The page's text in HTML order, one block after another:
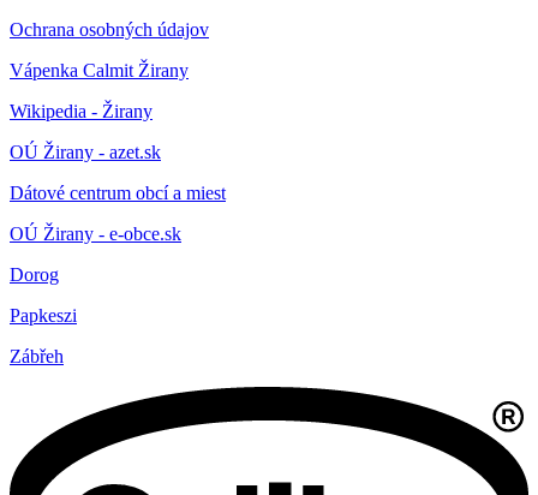
Ochrana osobných údajov
Vápenka Calmit Žirany
Wikipedia - Žirany
OÚ Žirany - azet.sk
Dátové centrum obcí a miest
OÚ Žirany - e-obce.sk
Dorog
Papkeszi
Zábřeh